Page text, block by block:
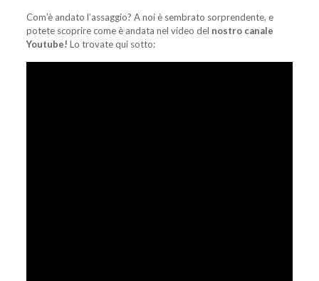
Com’è andato l’assaggio? A noi è sembrato sorprendente, e
potete scoprire come è andata nel video del nostro canale
Youtube! Lo trovate qui sotto: